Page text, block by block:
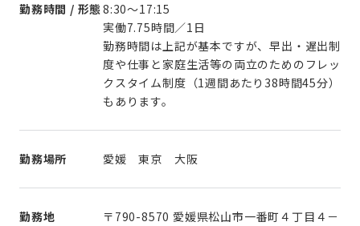
勤務時間 / 形態8:30～17:15
実働7.75時間／1日
勤務時間は上記が基本ですが、早出・遅出制
度や仕事と家庭生活等の両立のためのフレッ
クスタイム制度（1週間あたり38時間45分）
もあります。
勤務場所 愛媛 東京 大阪
勤務地
〒790-8570 愛媛県松山市一番町４丁目４－